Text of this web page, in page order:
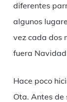
diferentes
algunos
vez cada dos
fuera
Hace poco
Ota. Antes de